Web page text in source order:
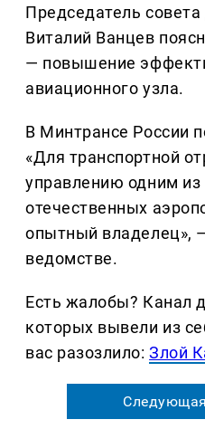
Председатель
Виталий Ванцев
— повышение
авиационного узла.
В Минтрансе России
«Для транспортной
управлению одним
отечественных
опытный владелец»,
ведомстве.
Есть жалобы? Канал
которых вывели из
вас разозлило:Злой